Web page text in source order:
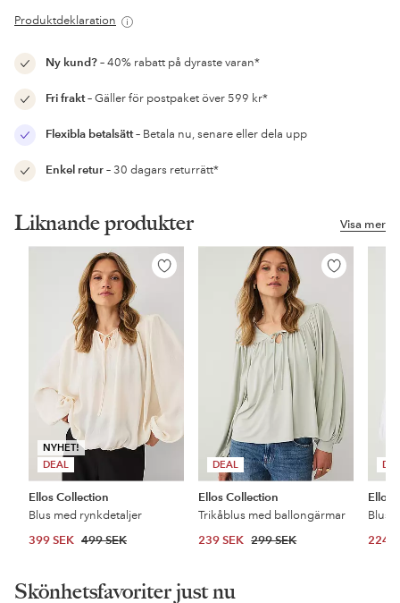
Produktdeklaration
Ny kund?– 40% rabatt på dyraste varan*
Fri frakt– Gäller för postpaket över 599 kr*
Flexibla betalsätt– Betala nu, senare eller dela upp
Enkel retur– 30 dagars returrätt*
Visa mer
Liknande produkter
NYHET!
DEAL
Lägg
Ellos Collection
Blus med rynkdetaljer
399 SEK 499 SEK
DEAL
Lägg
Ellos Collection
Trikåblus med ballongärmar
239 SEK 299 SEK
Ellos
Blus
224
Skönhetsfavoriter just nu